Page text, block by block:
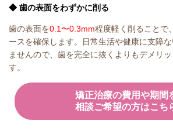
◆ 歯の表面をわずかに削る
歯の表面を0.1〜0.3mm程度軽く削ることで
ースを確保します。日常生活や健康に支障
ませんので、歯を完全に抜くよりもデメリ
す。
矯正治療の費用や期間
相談ご希望の方はこち